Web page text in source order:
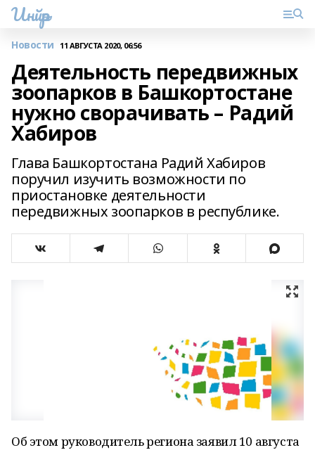
Инйәр
Новости 11 АВГУСТА 2020, 06:56
Деятельность передвижных
зоопарков в Башкортостане
нужно сворачивать – Радий
Хабиров
Глава Башкортостана Радий Хабиров
поручил изучить возможности по
приостановке деятельности
передвижных зоопарков в республике.
Об этом руководитель региона заявил 10 августа